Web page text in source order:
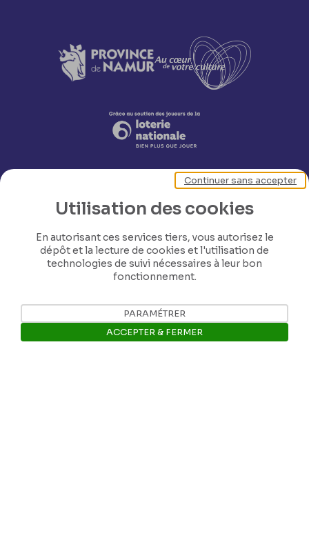
Nos coordonnées
E-mail: info@museerops.be
Utilisation des cookies
En autorisant ces services tiers, vous autorisez le
dépôt et la lecture de cookies et l'utilisation de
technologies de suivi nécessaires à leur bon
fonctionnement.
Continuer sans accepter
PARAMÉTRER
ACCEPTER & FERMER